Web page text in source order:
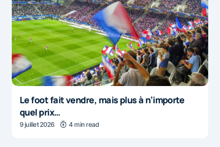
Le foot fait vendre, mais plus à n’importe
quel prix…
9 juillet 2026 4 min read